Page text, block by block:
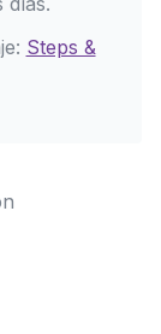
Steps &